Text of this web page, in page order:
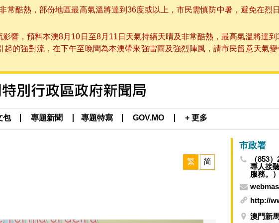
常酷熱，部份地區最高氣溫將達到36度或以上，市民需慎防中暑，避免在烈
響，預料本澳8月10日至8月11日天氣持續天晴及非常酷熱，最高氣溫將達
的強對流，在下午至晚間為本澳帶來強雷雨及強烈陣風，請市民留意天氣
包 專題新聞 專題特寫 GOV.MO + 更多
繁 简
市政署
（853
專人接
服務。）
http://
澳門新